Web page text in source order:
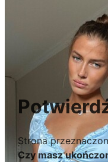
Strona
Czy masz